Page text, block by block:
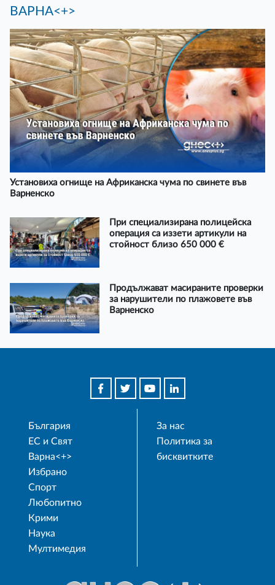
ВАРНА<+>
Установиха огнище на Африканска чума по свинете във
Варненско
При специализирана полицейска
операция са иззети артикули на
стойност близо 650 000 €
Продължават масираните проверки
за нарушители по плажовете във
Варненско
България
ЕС и Свят
Варна<+>
Избрано
Спорт
Любопитно
Крими
Наука
Мултимедия
За нас
Политика за
бисквитките